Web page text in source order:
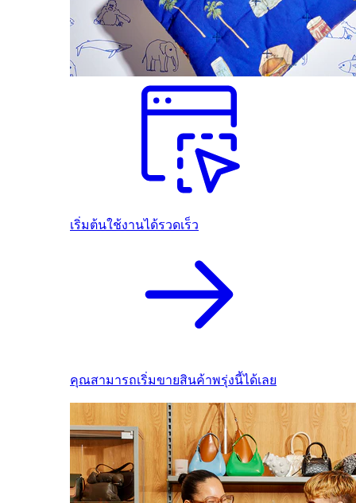
เริ่มต้นใช้งานได้รวดเร็ว
คุณสามารถเริ่มขายสินค้าพรุ่งนี้ได้เลย